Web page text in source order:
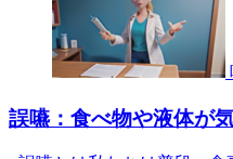
誤嚥：食べ物や液体が